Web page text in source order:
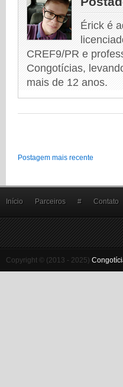
Érick é
CREF9/PR e
Congotícias,
mais de 12 anos.
Postagem mais recente
Início Parceiros # Contato
Copyright © (2013 - 2025)